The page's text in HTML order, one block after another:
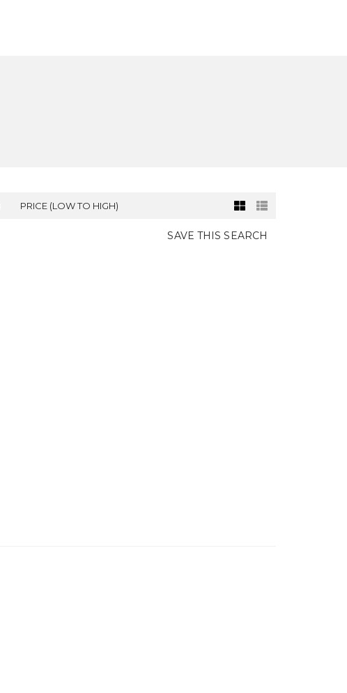
PRICE (LOW TO HIGH)
SAVE THIS SEARCH